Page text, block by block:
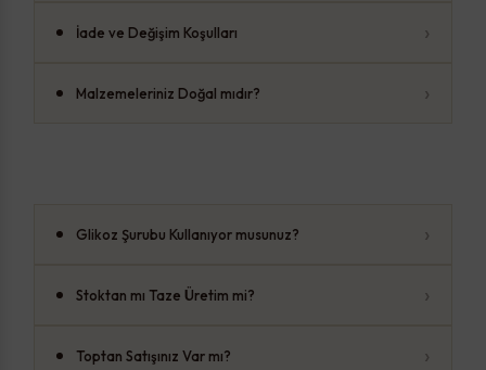
İade ve Değişim Koşulları ›
Malzemeleriniz Doğal mıdır? ›
Glikoz Şurubu Kullanıyor musunuz? ›
Stoktan mı Taze Üretim mi? ›
Toptan Satışınız Var mı? ›